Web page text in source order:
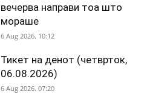
вечерва направи тоа што
мораше
6 Aug 2026. 10:12
Тикет на денот (четврток,
06.08.2026)
6 Aug 2026. 07:20